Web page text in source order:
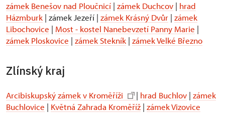
zámek Benešov nad Ploučnicí | zámek Duchcov | hrad
Házmburk | zámek Jezeří | zámek Krásný Dvůr | zámek
Libochovice | Most - kostel Nanebevzetí Panny Marie |
zámek Ploskovice | zámek Stekník | zámek Velké Březno
Zlínský kraj
Arcibiskupský zámek v Kroměříži | hrad Buchlov | zámek
Buchlovice | Květná Zahrada Kroměříž | zámek Vizovice